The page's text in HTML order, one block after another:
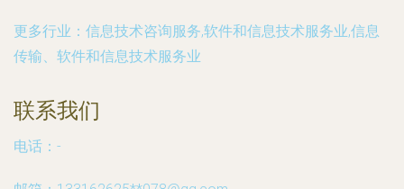
更多行业： 信息技术咨询服务,软件和信息技术服务业,信息
传输、软件和信息技术服务业
联系我们
电话：-